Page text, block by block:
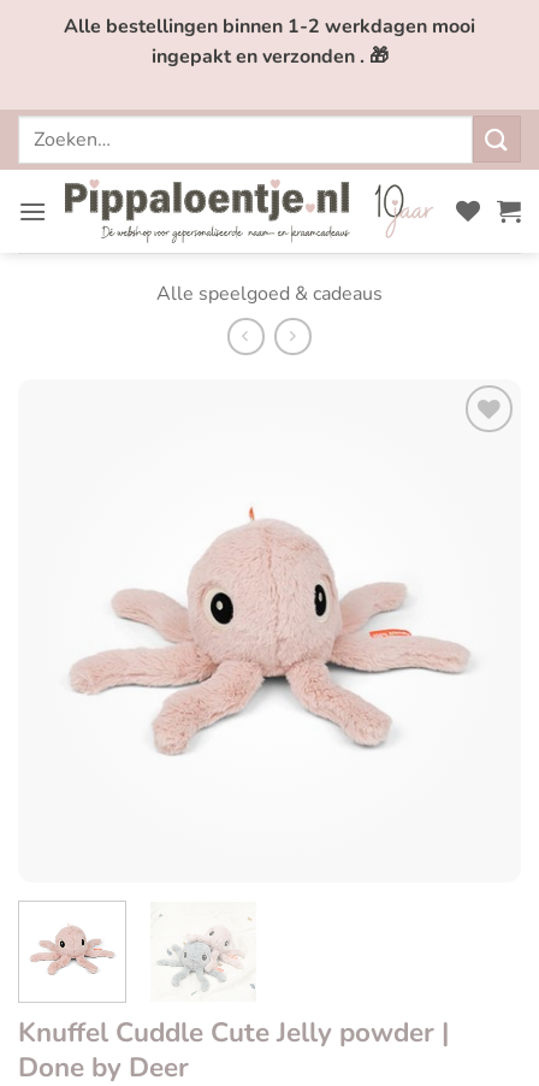
Alle bestellingen binnen 1-2 werkdagen mooi
ingepakt en verzonden . 🎁
Zoeken
Alle speelgoed & cadeaus
Knuffel Cuddle Cute Jelly powder |
Done by Deer